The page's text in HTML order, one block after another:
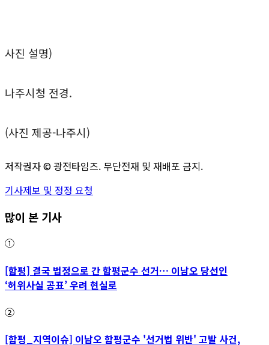
사진 설명)
나주시청 전경.
(사진 제공-나주시)
저작권자 ©광전타임즈. 무단전재 및 재배포 금지.
기사제보 및 정정 요청
많이 본 기사
①
[함평] 결국 법정으로 간 함평군수 선거… 이남오 당선인
‘허위사실 공표’ 우려 현실로
②
[함평_지역이슈] 이남오 함평군수 '선거법 위반' 고발 사건,